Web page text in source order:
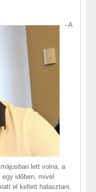
- A
lett volna, a
időben, mivel
el kellett halasztani,